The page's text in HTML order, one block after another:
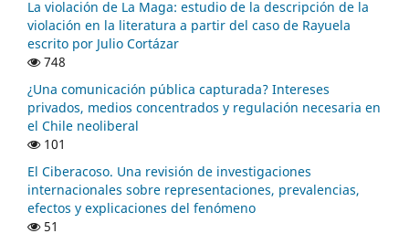
La violación de La Maga: estudio de la descripción de la
violación en la literatura a partir del caso de Rayuela
escrito por Julio Cortázar
748
¿Una comunicación pública capturada? Intereses
privados, medios concentrados y regulación necesaria en
el Chile neoliberal
101
El Ciberacoso. Una revisión de investigaciones
internacionales sobre representaciones, prevalencias,
efectos y explicaciones del fenómeno
51